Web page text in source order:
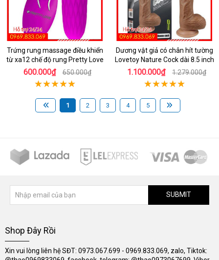
Trứng rung massage điều khiển
từ xa12 chế độ rung Pretty Love
600.000₫ 650.000₫
Dương vật giả có chân hít tường
Lovetoy Nature Cock dài 8.5 inch
1.100.000₫ 1.279.000₫
1 2 3 4 5
SUBMIT
Shop Đây Rồi
Xin vui lòng liên hệ SĐT: 0973.067.699 - 0969.833.069, zalo, Tiktok: